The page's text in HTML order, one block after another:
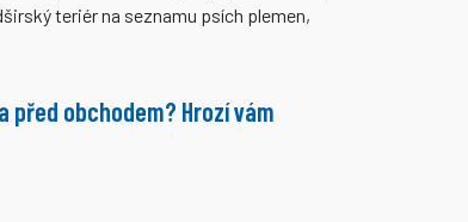
teriér na seznamu psích plemen,
před obchodem? Hrozí vám